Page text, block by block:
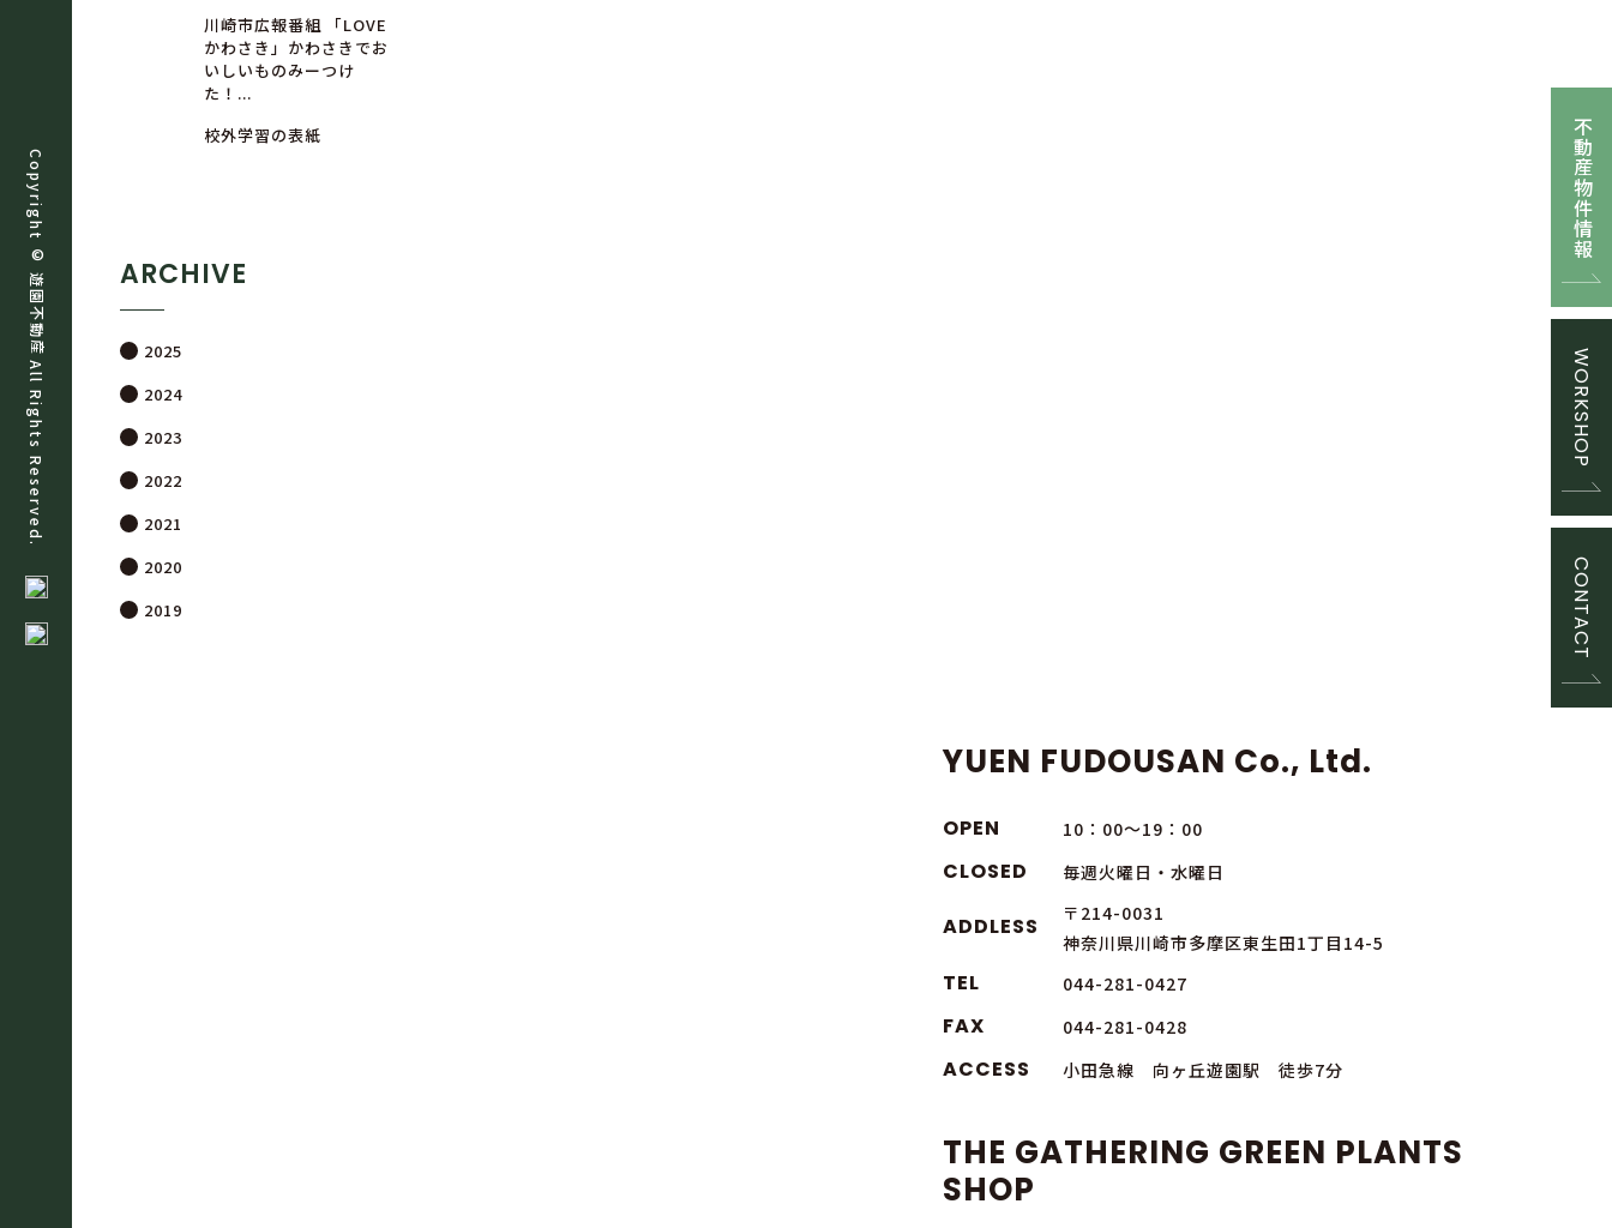
不動産物件情報
WORKSHOP
CONTACT
川崎市広報番組 「LOVE
かわさき」かわさきでお
いしいものみーつけ
た！...
校外学習の表紙
ARCHIVE
2025
2024
2023
2022
2021
2020
2019
YUEN FUDOUSAN Co., Ltd.
OPEN 10：00～19：00
CLOSED 毎週火曜日・水曜日
ADDLESS
〒214-0031
神奈川県川崎市多摩区東生田1丁目14-5
TEL 044-281-0427
FAX 044-281-0428
ACCESS 小田急線 向ヶ丘遊園駅 徒歩7分
THE GATHERING GREEN PLANTS
SHOP
Copyright ©
遊
園
不
動
産
All Rights Reserved.